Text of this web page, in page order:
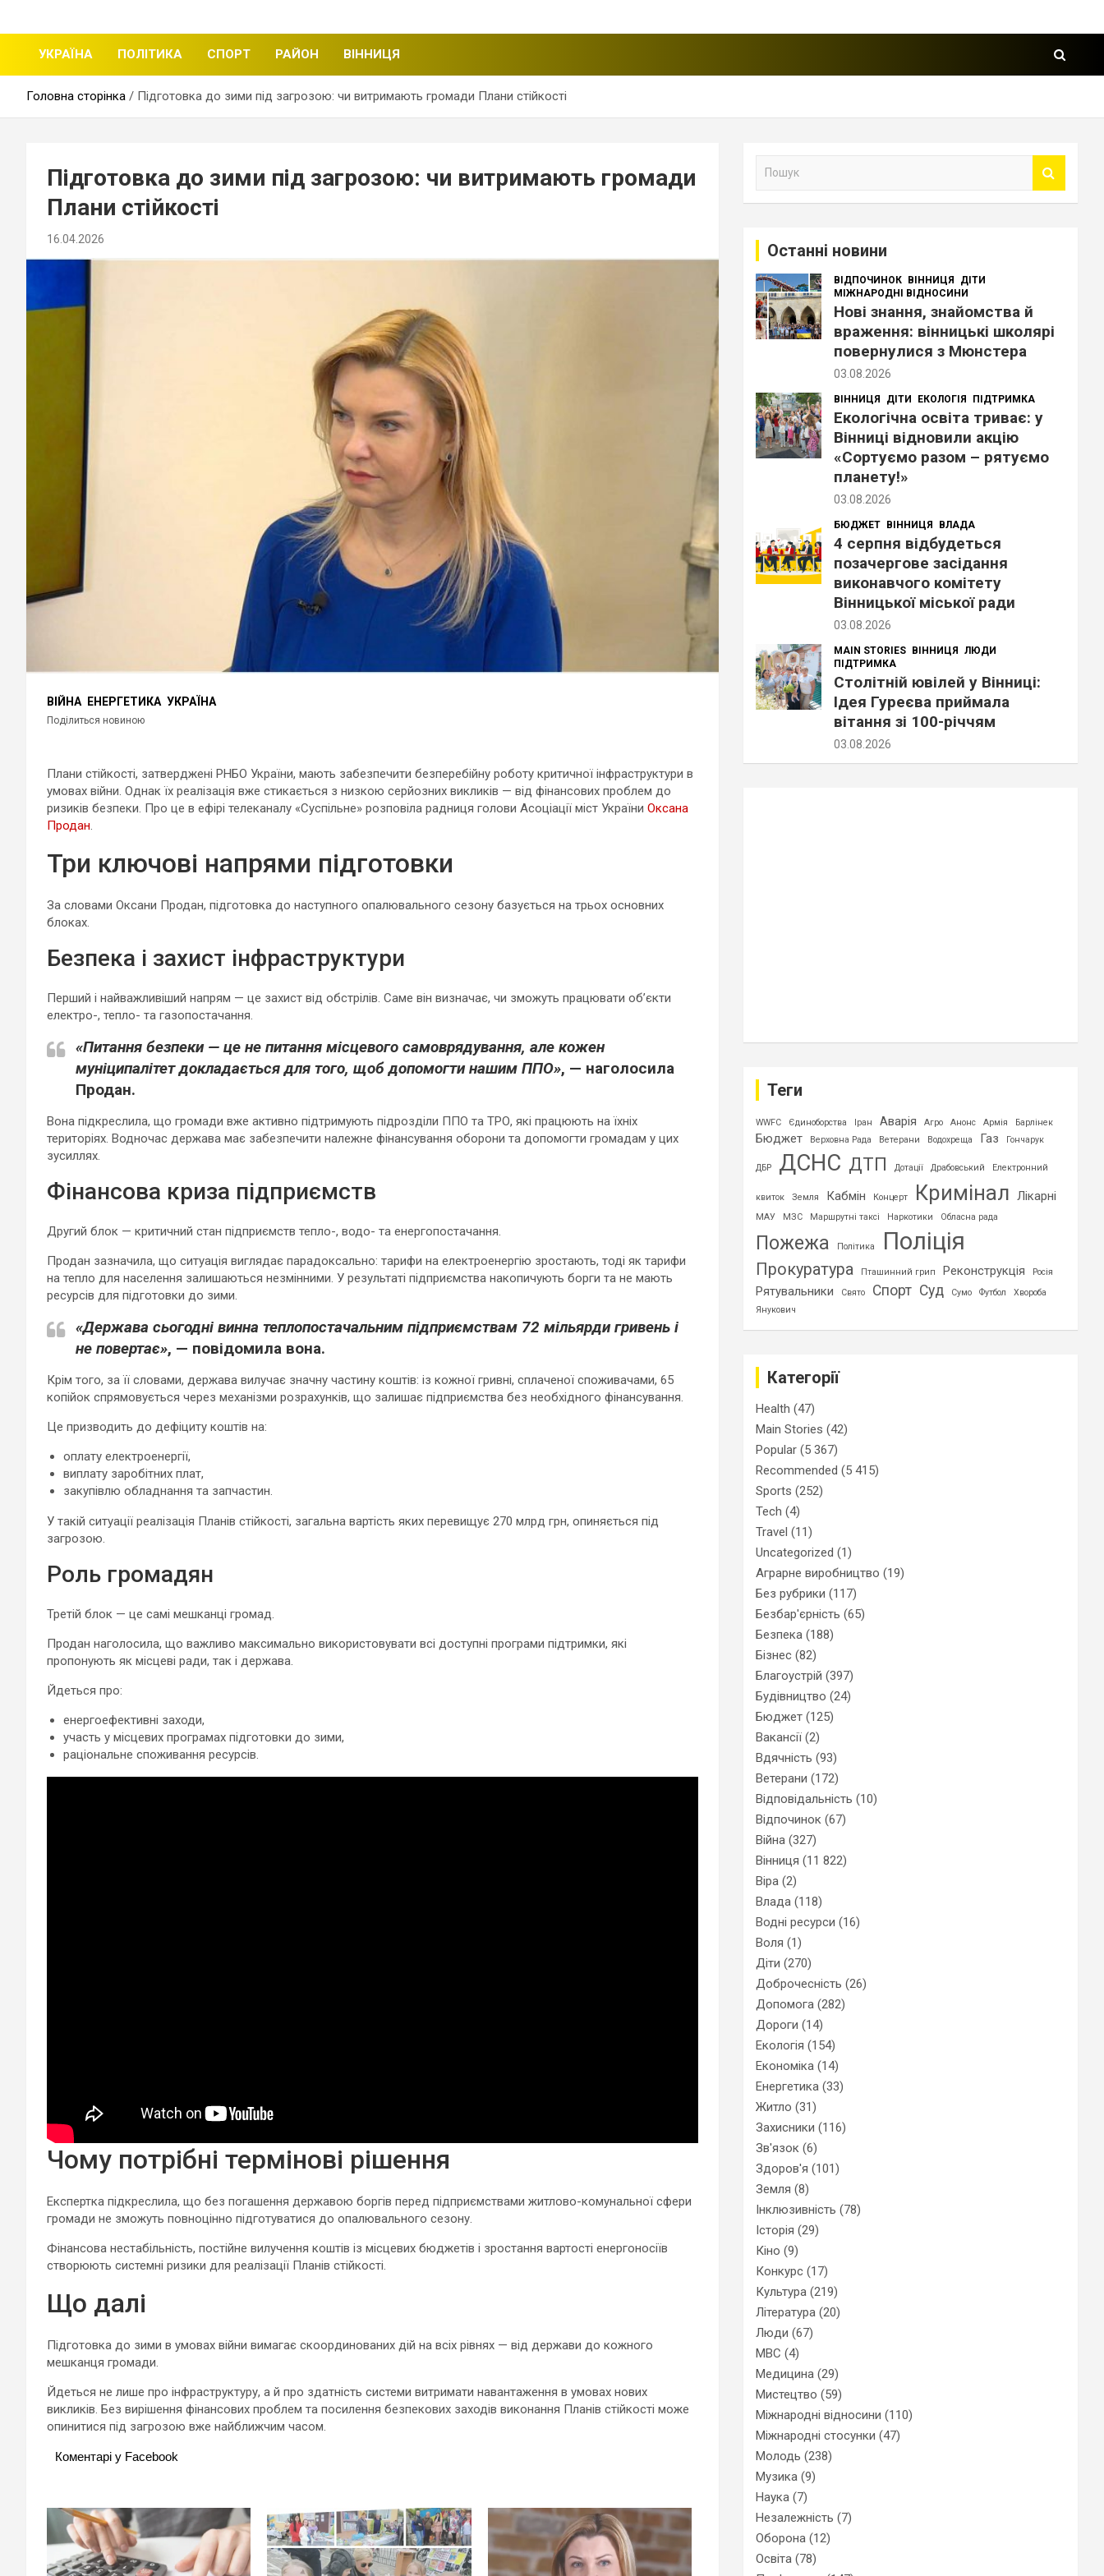
Вінницька стрічка
УКРАЇНА ПОЛІТИКА СПОРТ РАЙОН ВІННИЦЯ
Головна сторінка Підготовка до зими під загрозою: чи витримають громади Плани стійкості
Підготовка до зими під загрозою: чи витримають громади
Плани стійкості
16.04.2026
ВІЙНА ЕНЕРГЕТИКА УКРАЇНА
Поділиться новиною
Плани стійкості, затверджені РНБО України, мають забезпечити безперебійну роботу критичної інфраструктури в
умовах війни. Однак їх реалізація вже стикається з низкою серйозних викликів — від фінансових проблем до
ризиків безпеки. Про це в ефірі телеканалу «Суспільне» розповіла радниця голови Асоціації міст України Оксана
Продан.
Три ключові напрями підготовки
За словами Оксани Продан, підготовка до наступного опалювального сезону базується на трьох основних
блоках.
Безпека і захист інфраструктури
Перший і найважливіший напрям — це захист від обстрілів. Саме він визначає, чи зможуть працювати об’єкти
електро-, тепло- та газопостачання.
«Питання безпеки — це не питання місцевого самоврядування, але кожен
муніципалітет докладається для того, щоб допомогти нашим ППО», — наголосила
Продан.
Вона підкреслила, що громади вже активно підтримують підрозділи ППО та ТРО, які працюють на їхніх
територіях. Водночас держава має забезпечити належне фінансування оборони та допомогти громадам у цих
зусиллях.
Фінансова криза підприємств
Другий блок — критичний стан підприємств тепло-, водо- та енергопостачання.
Продан зазначила, що ситуація виглядає парадоксально: тарифи на електроенергію зростають, тоді як тарифи
на тепло для населення залишаються незмінними. У результаті підприємства накопичують борги та не мають
ресурсів для підготовки до зими.
«Держава сьогодні винна теплопостачальним підприємствам 72 мільярди гривень і
не повертає», — повідомила вона.
Крім того, за її словами, держава вилучає значну частину коштів: із кожної гривні, сплаченої споживачами, 65
копійок спрямовується через механізми розрахунків, що залишає підприємства без необхідного фінансування.
Це призводить до дефіциту коштів на:
оплату електроенергії,
виплату заробітних плат,
закупівлю обладнання та запчастин.
У такій ситуації реалізація Планів стійкості, загальна вартість яких перевищує 270 млрд грн, опиняється під
загрозою.
Роль громадян
Третій блок — це самі мешканці громад.
Продан наголосила, що важливо максимально використовувати всі доступні програми підтримки, які
пропонують як місцеві ради, так і держава.
Йдеться про:
енергоефективні заходи,
участь у місцевих програмах підготовки до зими,
раціональне споживання ресурсів.
Чому потрібні термінові рішення
Експертка підкреслила, що без погашення державою боргів перед підприємствами житлово-комунальної сфери
громади не зможуть повноцінно підготуватися до опалювального сезону.
Фінансова нестабільність, постійне вилучення коштів із місцевих бюджетів і зростання вартості енергоносіїв
створюють системні ризики для реалізації Планів стійкості.
Що далі
Підготовка до зими в умовах війни вимагає скоординованих дій на всіх рівнях — від держави до кожного
мешканця громади.
Йдеться не лише про інфраструктуру, а й про здатність системи витримати навантаження в умовах нових
викликів. Без вирішення фінансових проблем та посилення безпекових заходів виконання Планів стійкості може
опинитися під загрозою вже найближчим часом.
Коментарі у Facebook
Останні новини
ВІДПОЧИНОК ВІННИЦЯ
ДІТИ
МІЖНАРОДНІ ВІДНОСИНИ
Нові знання, знайомства й
враження: вінницькі школярі
повернулися з Мюнстера
03.08.2026
ВІННИЦЯ ДІТИ ЕКОЛОГІЯ ПІДТРИМКА
Екологічна освіта триває: у
Вінниці відновили акцію
«Сортуємо разом – рятуємо
планету!»
03.08.2026
БЮДЖЕТ ВІННИЦЯ ВЛАДА
4 серпня відбудеться
позачергове засідання
виконавчого комітету
Вінницької міської ради
03.08.2026
MAIN STORIES ВІННИЦЯ ЛЮДИ
ПІДТРИМКА
Столітній ювілей у Вінниці:
Ідея Гуреєва приймала
вітання зі 100-річчям
03.08.2026
Теги
WWFC Єдиноборства Іран Аварія Агро Анонс Армія Барлінек
Бюджет Верховна Рада Ветерани Водохреща Газ Гончарук
ДБР ДСНС ДТП Дотації Драбовський Електронний
квиток Земля Кабмін Концерт Кримінал Лікарні
МАУ МЗС Маршрутні таксі Наркотики Обласна рада
Пожежа Політика Поліція
Прокуратура Пташинний грип Реконструкція Росія
Рятувальники Свято Спорт Суд Сумо Футбол
Хвороба
Янукович
Категорії
Health (47)
Main Stories (42)
Popular (5 367)
Recommended (5 415)
Sports (252)
Tech (4)
Travel (11)
Uncategorized (1)
Аграрне виробництво (19)
Без рубрики (117)
Безбар'єрність (65)
Безпека (188)
Бізнес (82)
Благоустрій (397)
Будівництво (24)
Бюджет (125)
Вакансії (2)
Вдячність (93)
Ветерани (172)
Відповідальність (10)
Відпочинок (67)
Війна (327)
Вінниця (11 822)
Віра (2)
Влада (118)
Водні ресурси (16)
Воля (1)
Діти (270)
Доброчесність (26)
Допомога (282)
Дороги (14)
Екологія (154)
Економіка (14)
Енергетика (33)
Житло (31)
Захисники (116)
Зв'язок (6)
Здоров'я (101)
Земля (8)
Інклюзивність (78)
Історія (29)
Кіно (9)
Конкурс (17)
Культура (219)
Література (20)
Люди (67)
МВС (4)
Медицина (29)
Мистецтво (59)
Міжнародні відносини (110)
Міжнародні стосунки (47)
Молодь (238)
Музика (9)
Наука (7)
Незалежність (7)
Оборона (12)
Освіта (78)